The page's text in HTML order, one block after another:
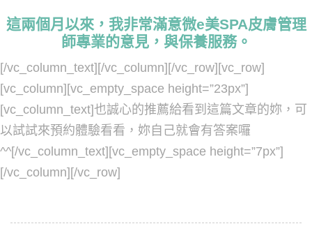
這兩個月以來，我非常滿意微e美SPA皮膚管理
師專業的意見，與保養服務。
[/vc_column_text][/vc_column][/vc_row][vc_row]
[vc_column][vc_empty_space height=”23px”]
[vc_column_text]也誠心的推薦給看到這篇文章的妳，可
以試試來預約體驗看看，妳自己就會有答案囉
^^[/vc_column_text][vc_empty_space height=”7px”]
[/vc_column][/vc_row]